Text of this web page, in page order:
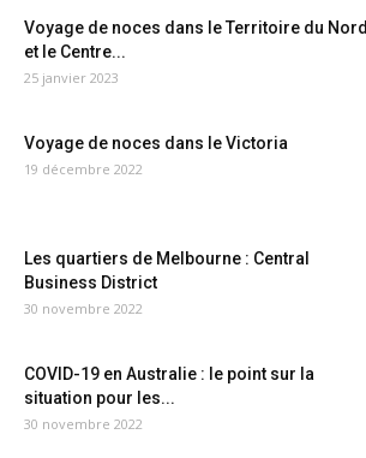
Voyage de noces dans le Territoire du Nord
et le Centre...
25 janvier 2023
Voyage de noces dans le Victoria
19 décembre 2022
Les quartiers de Melbourne : Central
Business District
30 novembre 2022
COVID-19 en Australie : le point sur la
situation pour les...
30 novembre 2022